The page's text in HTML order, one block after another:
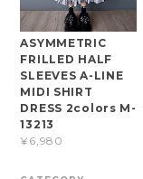
ASYMMETRIC
FRILLED HALF
SLEEVES A-LINE
MIDI SHIRT
DRESS 2colors M-
13213
¥6,980